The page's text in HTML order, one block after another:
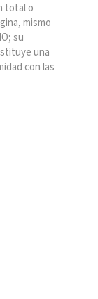
total o
mismo
su
una
con las